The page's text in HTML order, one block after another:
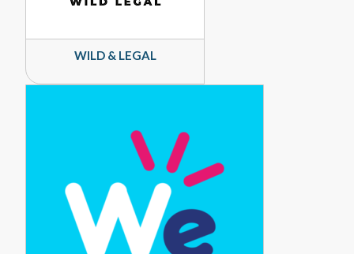
WILD & LEGAL